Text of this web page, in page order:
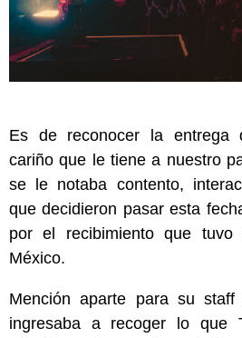
Es de reconocer la entrega
cariño que le tiene a nuestro
se le notaba contento,
que decidieron pasar esta
por el recibimiento que
México.
Mención aparte para su staff
ingresaba a recoger lo que